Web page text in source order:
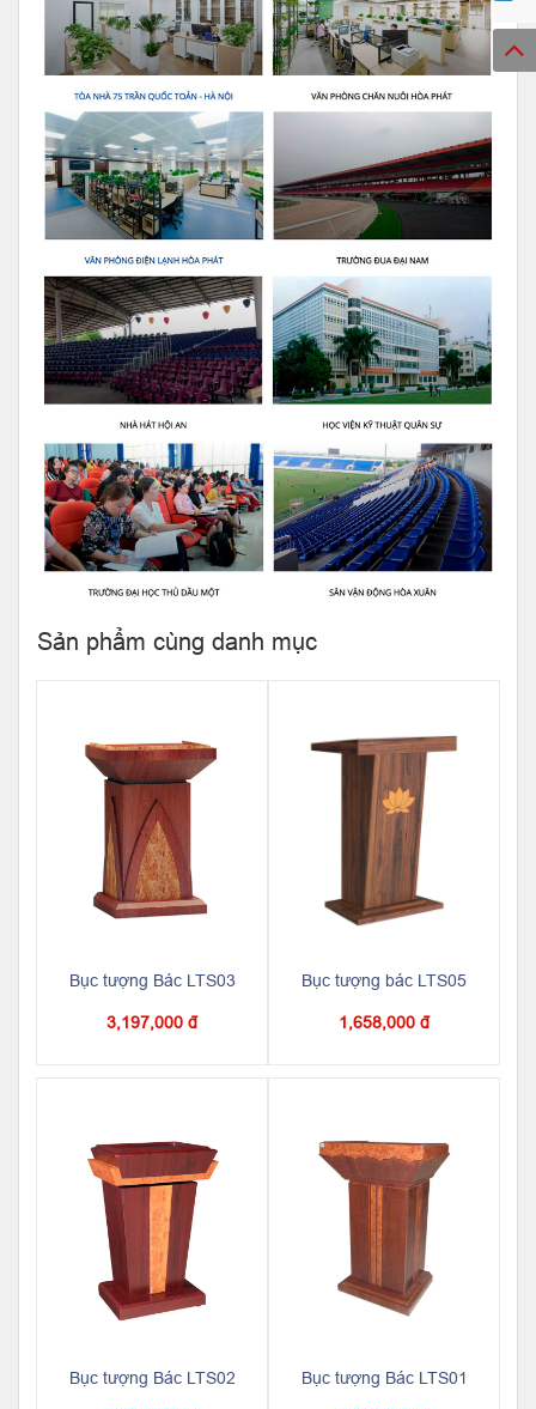
Sản phẩm cùng danh mục
Bục tượng Bác LTS03
3,197,000 đ
Bục tượng bác LTS05
1,658,000 đ
Bục tượng Bác LTS02 Bục tượng Bác LTS01